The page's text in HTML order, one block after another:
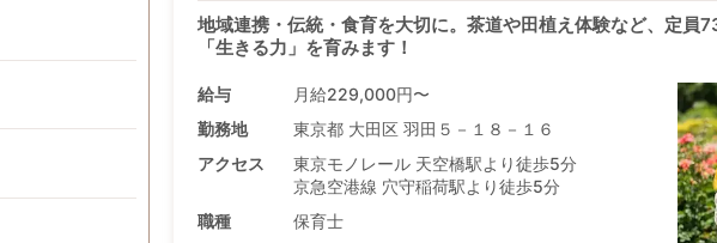
地域連携・伝統・食育を大切に。茶道や田植え体験など、定員
「生きる力」を育みます！
給与
月給229,000円〜
勤務地
東京都 大田区 羽田５－１８－１６
アクセス
東京モノレール 天空橋駅より徒歩5分
京急空港線 穴守稲荷駅より徒歩5分
職種
保育士